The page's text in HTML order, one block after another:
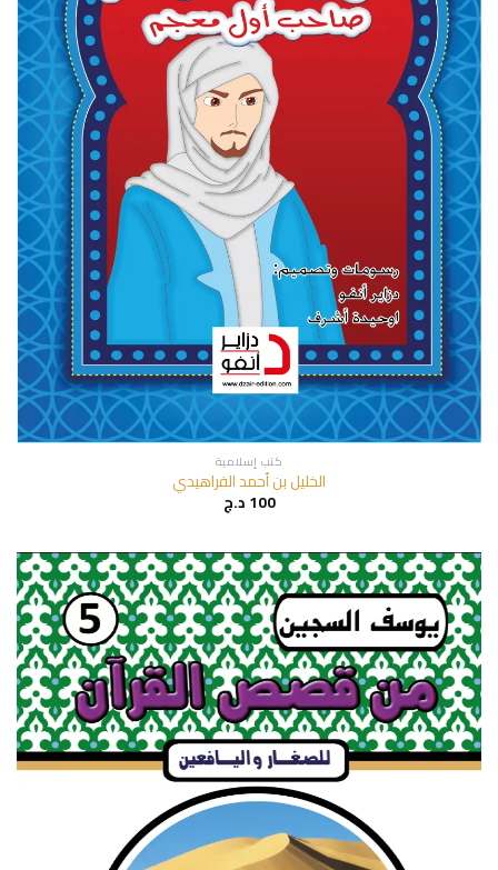
كتب إسلامية
الخليل بن أحمد الفراهيدي
100د.ج